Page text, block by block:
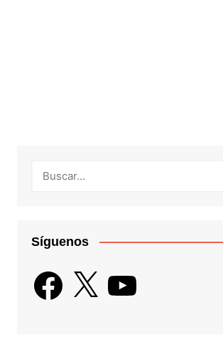
Síguenos
Facebook
X YouTube